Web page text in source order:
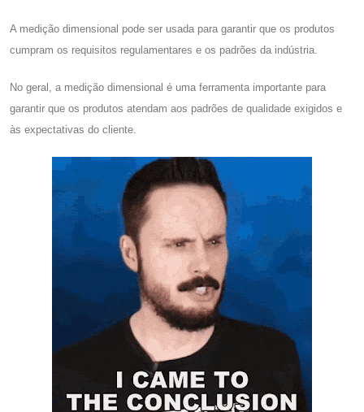
A medição dimensional pode ser usada para garantir que os produtos
cumpram os requisitos regulamentares e os padrões da indústria.
No geral, a medição dimensional é uma ferramenta importante para
garantir que os produtos atendam aos padrões de qualidade exigidos e
às expectativas do cliente.